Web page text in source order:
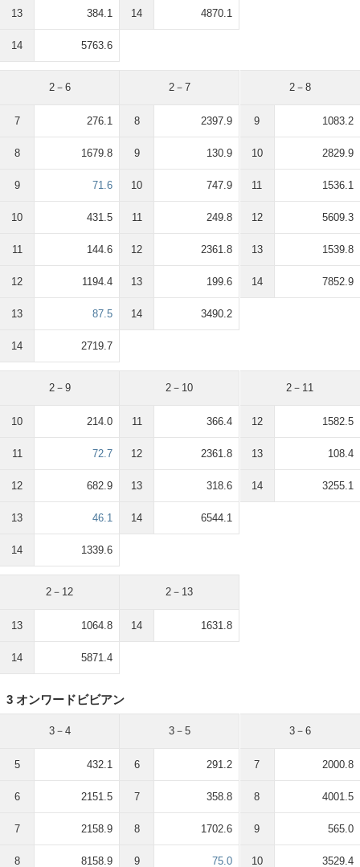
13 384.1
14 5763.6
14 4870.1
2－6
7 276.1
8 1679.8
9 71.6
10 431.5
11 144.6
12 1194.4
13 87.5
14 2719.7
2－7
8 2397.9
9 130.9
10 747.9
11 249.8
12 2361.8
13 199.6
14 3490.2
2－8
9 1083.2
10 2829.9
11 1536.1
12 5609.3
13 1539.8
14 7852.9
2－9
10 214.0
11 72.7
12 682.9
13 46.1
14 1339.6
2－10
11 366.4
12 2361.8
13 318.6
14 6544.1
2－11
12 1582.5
13 108.4
14 3255.1
2－12
13 1064.8
14 5871.4
2－13
14 1631.8
3 オンワードビビアン
3－4
5 432.1
6 2151.5
7 2158.9
8 8158.9
3－5
6 291.2
7 358.8
8 1702.6
9 75.0
3－6
7 2000.8
8 4001.5
9 565.0
10 3529.4